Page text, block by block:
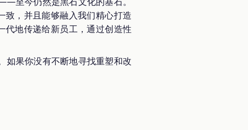
致，并且能够融入我们精心打造
代地传递给新员工，通过创造性
果你没有不断地寻找重塑和改